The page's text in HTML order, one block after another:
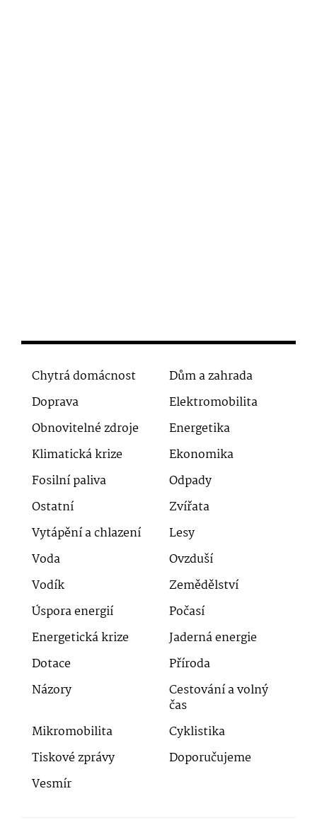
Chytrá domácnost
Dům a zahrada
Doprava
Elektromobilita
Obnovitelné zdroje
Energetika
Klimatická krize
Ekonomika
Fosilní paliva
Odpady
Ostatní
Zvířata
Vytápění a chlazení
Lesy
Voda
Ovzduší
Vodík
Zemědělství
Úspora energií
Počasí
Energetická krize
Jaderná energie
Dotace
Příroda
Názory
Cestování a volný
čas
Mikromobilita
Cyklistika
Tiskové zprávy
Doporučujeme
Vesmír